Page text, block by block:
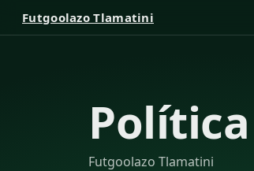
Futgoolazo Tlamatini
Futgoolazo Tlamatini